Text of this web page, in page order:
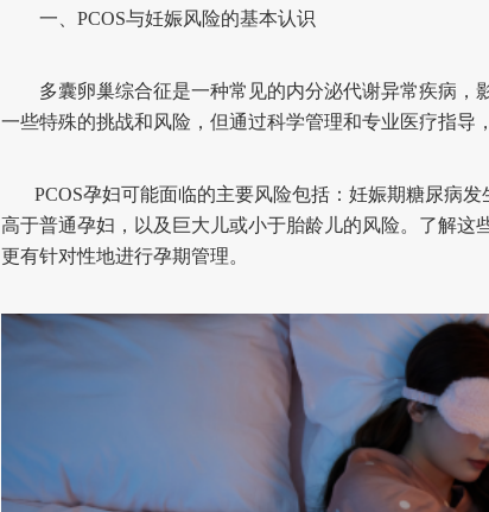
一、PCOS与妊娠风险的基本认识
多囊卵巢综合征是一种常见的内分泌代谢异常疾病，影
一些特殊的挑战和风险，但通过科学管理和专业医疗指导
PCOS孕妇可能面临的主要风险包括：妊娠期糖尿病发
高于普通孕妇，以及巨大儿或小于胎龄儿的风险。了解这
更有针对性地进行孕期管理。